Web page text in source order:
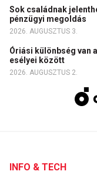
Sok családnak
pénzügyi megoldás
2026. AUGUSZTUS 3.
Óriási különbség van
esélyei között
2026. AUGUSZTUS 2.
INFO & TECH